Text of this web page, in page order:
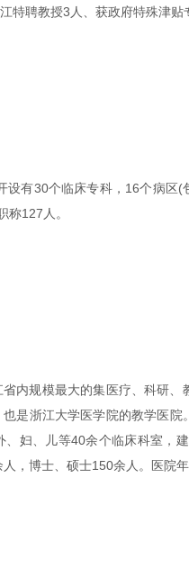
特聘教授3人、获政府特殊津
有30个临床专科，16个病区(
称127人。
规模最大的集医疗、科研、
是浙江大学医学院的教学医
妇、儿等40余个临床科室，
，博士、硕士150余人。医院